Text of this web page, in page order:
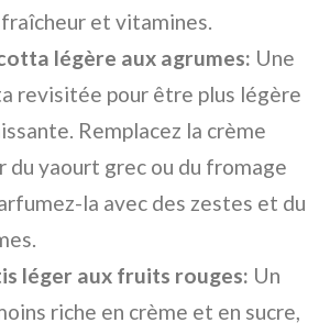
et vitamines.
légère aux agrumes: Une
revisitée pour être plus légère
Remplacez la crème
du yaourt grec ou du fromage
la avec des zestes et du
léger aux fruits rouges: Un
riche en crème et en sucre,